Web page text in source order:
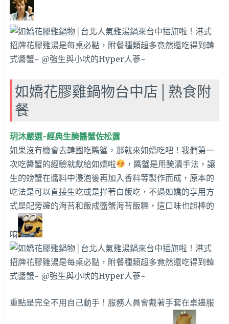
如嬌花膠雞鍋物台中店│熟食附
餐
玥沐嚴選-經典生醃醬蟹佐松露
如果沒有機會去韓國吃醬蟹，那就來如嬌吃吧！我們第一
次吃醬蟹的經驗就獻給如嬌啦
，醬蟹是用醃漬手法，讓
生的螃蟹在醬料中浸泡後再加入香料等製作而成，原本的
吃法是可以直接生吃或是拌著白飯吃，不過如嬌的享用方
式是配旁邊的海苔和飯成醬蟹海苔飯糰，這口味也超棒的
唷
重點是完全不用自己動手！服務人員會戴著手套在桌邊服